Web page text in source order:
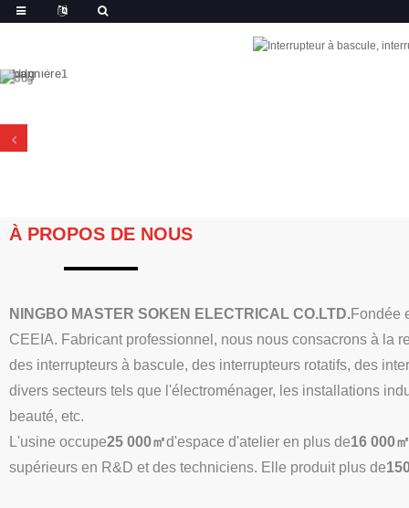
À PROPOS DE NOUS
NINGBO MASTER SOKEN ELECTRICAL CO.LTD.Fondée
CEEIA. Fabricant professionnel, nous nous consacrons à la
des interrupteurs à bascule, des interrupteurs rotatifs, des
divers secteurs tels que l'électroménager, les installations
beauté, etc.
L'usine occupe25 000㎡d'espace d'atelier en plus de16 000㎡
supérieurs en R&D et des techniciens. Elle produit plus de